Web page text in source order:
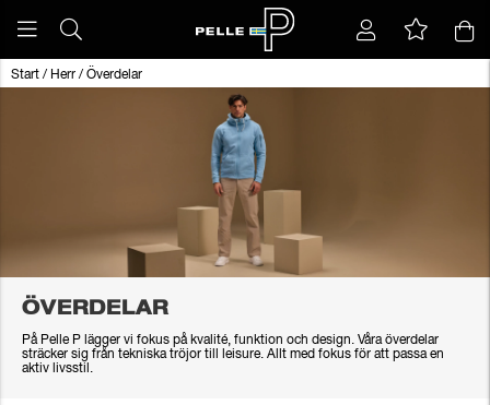
Start / Herr / Överdelar
ÖVERDELAR
På Pelle P lägger vi fokus på kvalité, funktion och design. Våra överdelar
sträcker sig från tekniska tröjor till leisure. Allt med fokus för att passa en
aktiv livsstil.